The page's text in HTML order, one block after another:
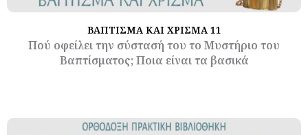
ΒΑΠΤΙΣΜΑ ΚΑΙ ΧΡΙΣΜΑ 11
Πού οφείλει την σύστασή του το Μυστήριο του
Βαπτίσματος; Ποια είναι τα βασικά